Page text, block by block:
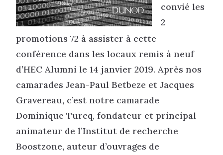
convié les
2
promotions 72 à assister à cette
conférence dans les locaux remis à neuf
d’HEC Alumni le 14 janvier 2019. Après nos
camarades Jean-Paul Betbeze et Jacques
Gravereau, c’est notre camarade
Dominique Turcq, fondateur et principal
animateur de l’Institut de recherche
Boostzone, auteur d’ouvrages de